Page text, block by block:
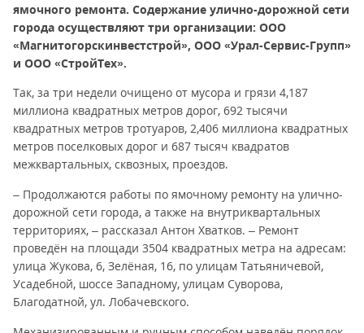
ямочного ремонта. Содержание улично-дорожной сети
города осуществляют три организации: ООО
«Магнитогорскинвестстрой», ООО «Урал-Сервис-Групп»
и ООО «СтройТех».
Так, за три недели очищено от мусора и грязи 4,187
миллиона квадратных метров дорог, 692 тысячи
квадратных метров тротуаров, 2,406 миллиона квадратных
метров поселковых дорог и 687 тысяч квадратов
межквартальных, сквозных, проездов.
– Продолжаются работы по ямочному ремонту на улично-
дорожной сети города, а также на внутриквартальных
территориях, – рассказал Антон Хватков. – Ремонт
проведён на площади 3504 квадратных метра на адресам:
улица Жукова, 6, Зелёная, 16, по улицам Татьяничевой,
Усадебной, шоссе Западному, улицам Суворова,
Благодатной, ул. Лобачевского.